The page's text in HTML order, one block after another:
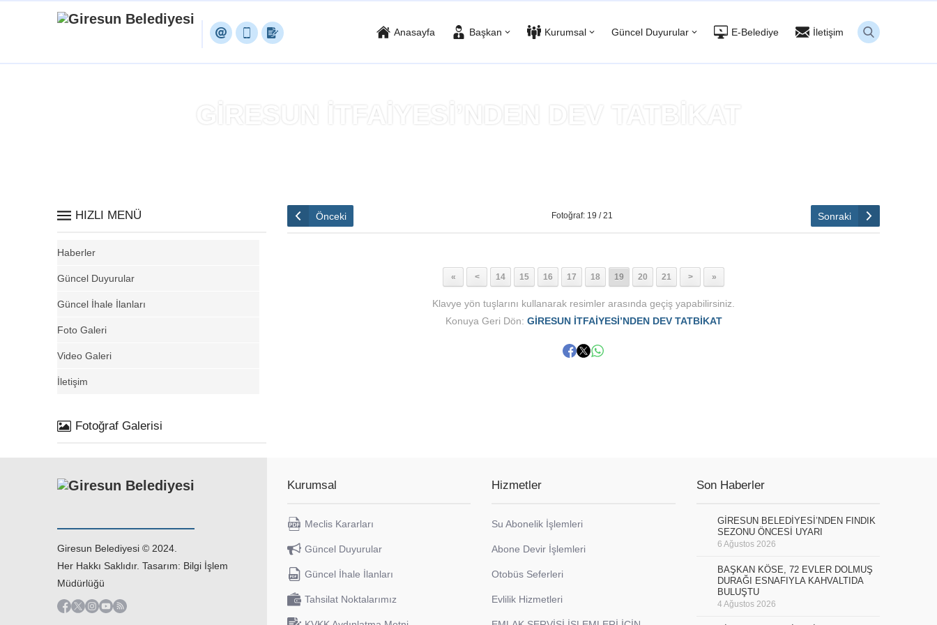
Anasayfa Başkan Kurumsal Güncel Duyurular E-Belediye İletişim
GİRESUN İTFAİYESİ’NDEN DEV TATBİKAT
Önceki Fotoğraf: 19 / 21 Sonraki
« < 14 15 16 17 18 19 20 21 > »
Klavye yön tuşlarını kullanarak resimler arasında geçiş yapabilirsiniz.
Konuya Geri Dön: GİRESUN İTFAİYESİ’NDEN DEV TATBİKAT
HIZLI MENÜ
Haberler
Güncel Duyurular
Güncel İhale İlanları
Foto Galeri
Video Galeri
İletişim
Fotoğraf Galerisi
Giresun Belediyesi © 2024.
Her Hakkı Saklıdır. Tasarım: Bilgi İşlem
Müdürlüğü
Kurumsal
Meclis Kararları
Güncel Duyurular
Güncel İhale İlanları
Tahsilat Noktalarımız
Hizmetler
Su Abonelik İşlemleri
Abone Devir İşlemleri
Otobüs Seferleri
Evlilik Hizmetleri
Son Haberler
GİRESUN BELEDİYESİ’NDEN FINDIK
SEZONU ÖNCESİ UYARI
6 Ağustos 2026
BAŞKAN KÖSE, 72 EVLER DOLMUŞ
DURAĞI ESNAFIYLA KAHVALTIDA
BULUŞTU
4 Ağustos 2026